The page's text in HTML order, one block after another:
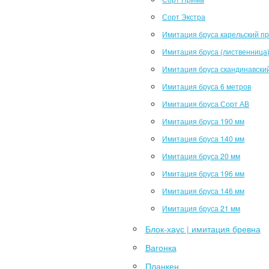
Сорт Экстра
Имитация бруса карельский
Имитация бруса
Имитация бруса
Имитация бруса 6 метров
Имитация бруса Сорт АВ
Имитация бруса 190 мм
Имитация бруса 140 мм
Имитация бруса 20 мм
Имитация бруса 196 мм
Имитация бруса 146 мм
Имитация бруса 21 мм
Блок-хаус | имитация бревна
Вагонка
Планкен